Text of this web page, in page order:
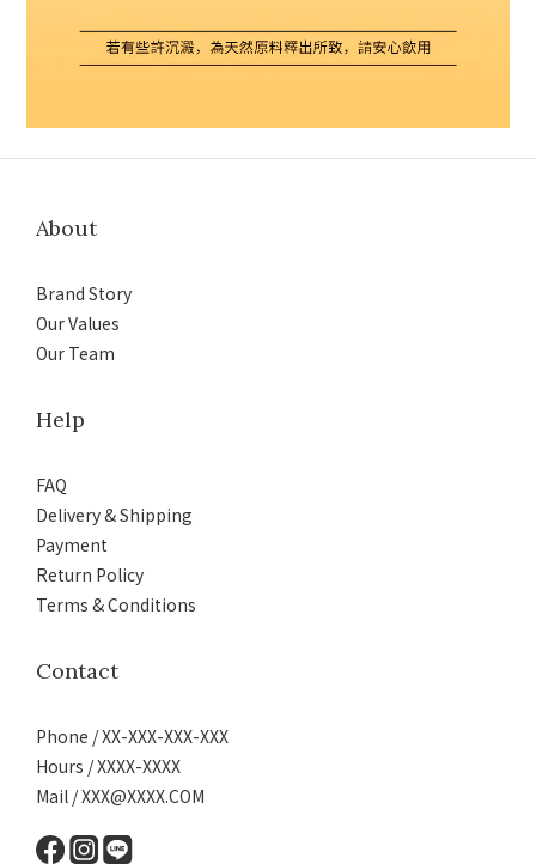
About
Brand Story
Our Values
Our Team
Help
FAQ
Delivery & Shipping
Payment
Return Policy
Terms & Conditions
Contact
Phone / XX-XXX-XXX-XXX
Hours / XXXX-XXXX
Mail / XXX@XXXX.COM